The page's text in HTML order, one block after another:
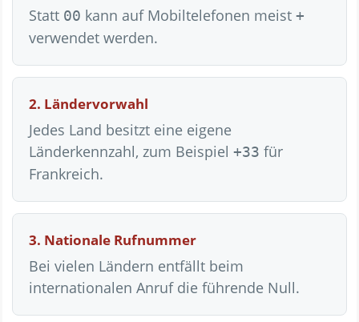
Statt 00 kann auf Mobiltelefonen meist +
verwendet werden.
2. Ländervorwahl
Jedes Land besitzt eine eigene
Länderkennzahl, zum Beispiel +33 für
Frankreich.
3. Nationale Rufnummer
Bei vielen Ländern entfällt beim
internationalen Anruf die führende Null.